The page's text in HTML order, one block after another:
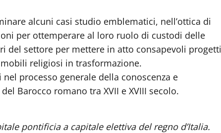
alcuni casi studio emblematici, nell’ottica di
per ottemperare al loro ruolo di custodi delle
del settore per mettere in atto consapevoli progetti
religiosi in trasformazione.
processo generale della conoscenza e
Barocco romano tra XVII e XVIII secolo.
pontificia a capitale elettiva del regno d’Italia.